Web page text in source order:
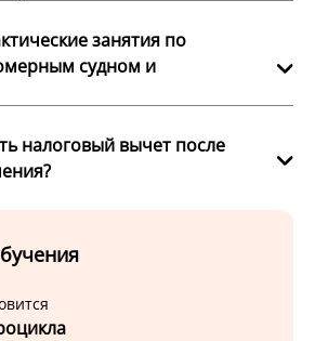
занятия по
судном и
налоговый вычет после